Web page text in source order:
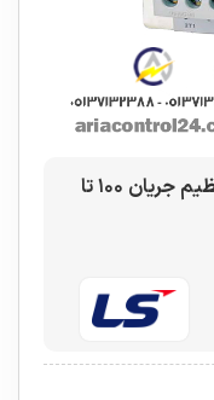
بیمتال سری MT-225 ال اس تنظیم جریان ۱۰۰ تا